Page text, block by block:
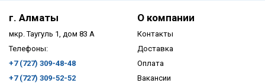
г. Алматы
мкр. Таугуль 1, дом 83 А
Телефоны:
+7 (727) 309-48-48
+7 (727) 309-52-52
О компании
Контакты
Доставка
Оплата
Вакансии